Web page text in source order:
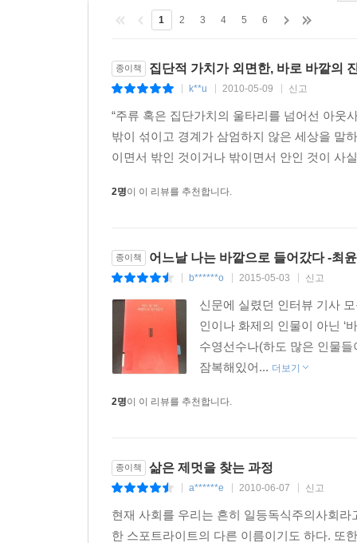
1 2 3 4 5 6
종이책 집단적 가치가 외면한, 바로 바깥의
k**u 2010-05-09 신고
“주류 혹은 집단가치의 울타리를 넘어선 아웃
밖이 섞이고 경계가 삼엄하지 않은 세상을 말
이면서 밖인 것이거나 밖이면서 안인 것이 사
2명이 이 리뷰를 추천합니다.
종이책 어느날 나는 바깥으로 들어갔다 -최
b******o 2015-05-03 신고
신문에 실렸던 인터뷰 기사
인이나 화제의 인물이 아닌 ‘
수영선수나(하도 많은 인물
잠복해있어... 더보기
2명이 이 리뷰를 추천합니다.
종이책 삶은 제멋을 찾는 과정
a******e 2010-06-07 신고
현재 사회를 우리는 흔히 일등독식주의사회
한 스포트라이트의 다른 이름이기도 하다. 또